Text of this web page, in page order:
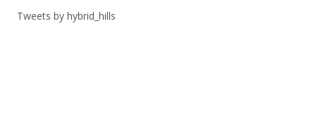
Tweets by hybrid_hills